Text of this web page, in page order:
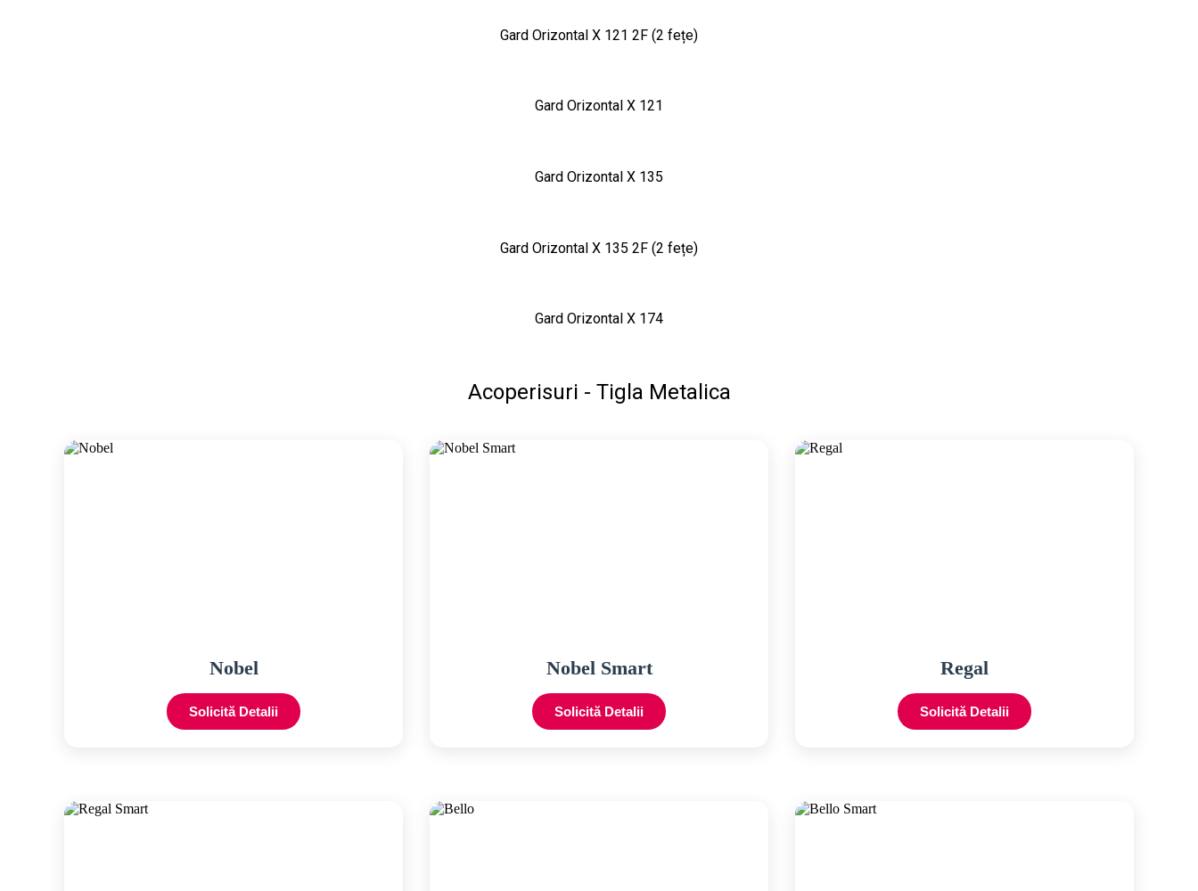
Gard Orizontal X 121 2F (2 fețe)
Gard Orizontal X 121
Gard Orizontal X 135
Gard Orizontal X 135 2F (2 fețe)
Gard Orizontal X 174
Acoperisuri - Tigla Metalica
Nobel
Solicită Detalii
Nobel Smart
Solicită Detalii
Regal
Solicită Detalii